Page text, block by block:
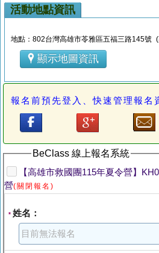
活動地點資訊
地點：802台灣高雄市苓雅區五福三路145號
顯示地圖資訊
報名前預先登入、快速管理報名
BeClass 線上報名系統
【高雄市救國團115年夏令營】
營(關閉報名)
* 姓名：